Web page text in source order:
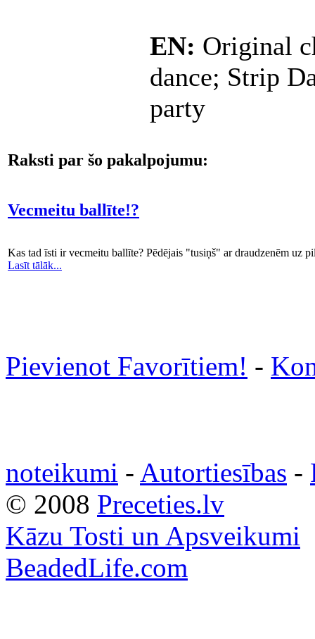
EN: Original
dance; Strip
party
Raksti par šo pakalpojumu:
Vecmeitu ballīte!?
Kas tad īsti ir vecmeitu ballīte? Pēdējais "tusiņš" ar draudzenēm uz
Lasīt tālāk...
Pievienot Favorītiem! -
noteikumi - Autortiesības -
© 2008 Preceties.lv
Kāzu Tosti un Apsveikumi
BeadedLife.com